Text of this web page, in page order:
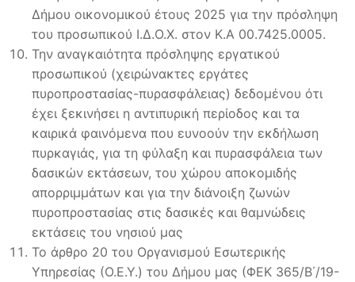
Δήμου οικονομικού έτους 2025 για την πρόσληψη
του προσωπικού Ι.Δ.Ο.Χ. στον Κ.Α 00.7425.0005.
Την αναγκαιότητα πρόσληψης εργατικού
προσωπικού (χειρώνακτες εργάτες
πυροπροστασίας-πυρασφάλειας) δεδομένου ότι
έχει ξεκινήσει η αντιπυρική περίοδος και τα
καιρικά φαινόμενα που ευνοούν την εκδήλωση
πυρκαγιάς, για τη φύλαξη και πυρασφάλεια των
δασικών εκτάσεων, του χώρου αποκομιδής
απορριμμάτων και για την διάνοιξη ζωνών
πυροπροστασίας στις δασικές και θαμνώδεις
εκτάσεις του νησιού μας
Το άρθρο 20 του Οργανισμού Εσωτερικής
Υπηρεσίας (Ο.Ε.Υ.) του Δήμου μας (ΦΕΚ 365/Β΄/19-